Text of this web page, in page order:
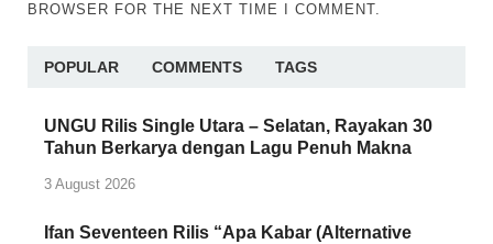
BROWSER FOR THE NEXT TIME I COMMENT.
POPULAR COMMENTS TAGS
UNGU Rilis Single Utara – Selatan, Rayakan 30
Tahun Berkarya dengan Lagu Penuh Makna
3 August 2026
Ifan Seventeen Rilis “Apa Kabar (Alternative